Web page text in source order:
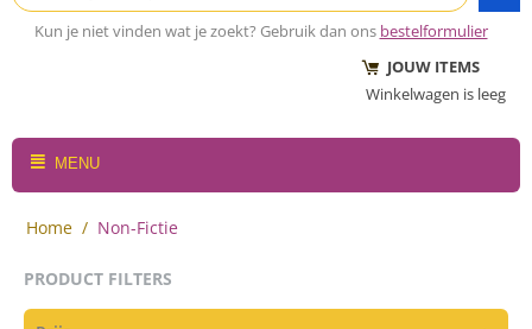
Kun je niet vinden wat je zoekt? Gebruik dan ons bestelformulier
JOUW ITEMS
Winkelwagen is leeg
MENU
Home / Non-Fictie
PRODUCT FILTERS